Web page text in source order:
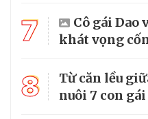
7
Cô gái Dao
khát vọng
8
Từ căn lều
nuôi 7 con